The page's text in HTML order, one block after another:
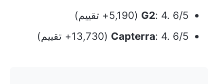
G2: 4. 6/5 (5,190+ تقييم)
Capterra: 4. 6/5 (13,730+ تقييم)